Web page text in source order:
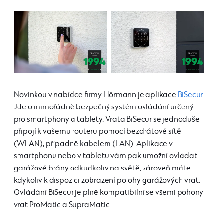
Novinkou v nabídce firmy Hörmann je aplikace BiSecur.
Jde o mimořádně bezpečný systém ovládání určený
pro smartphony a tablety. Vrata BiSecur se jednoduše
připojí k vašemu routeru pomocí bezdrátové sítě
(WLAN), případně kabelem (LAN). Aplikace v
smartphonu nebo v tabletu vám pak umožní ovládat
garážové brány odkudkoliv na světě, zároveň máte
kdykoliv k dispozici zobrazení polohy garážových vrat.
Ovládání BiSecur je plně kompatibilní se všemi pohony
vrat ProMatic a SupraMatic.